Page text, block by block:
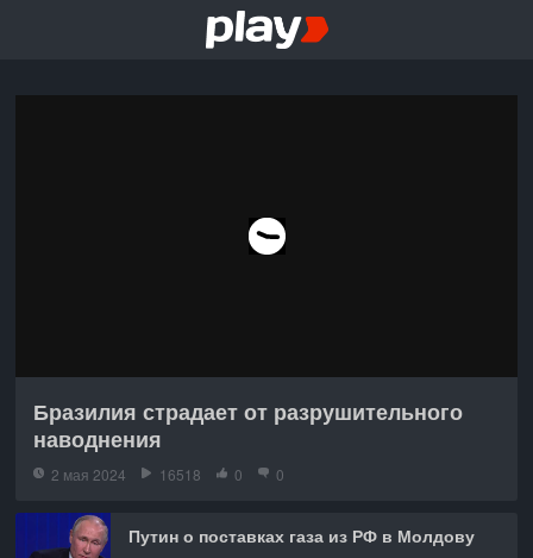
Бразилия страдает от разрушительного
наводнения
2 мая 2024 16518 0 0
Путин о поставках газа из РФ в Молдову